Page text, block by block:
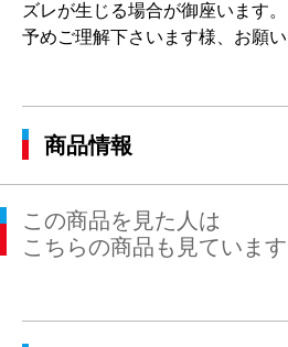
ズレが生じる場合が御座います。
予めご理解下さいます様、お願い
商品情報
この商品を見た人は
こちらの商品も見ています